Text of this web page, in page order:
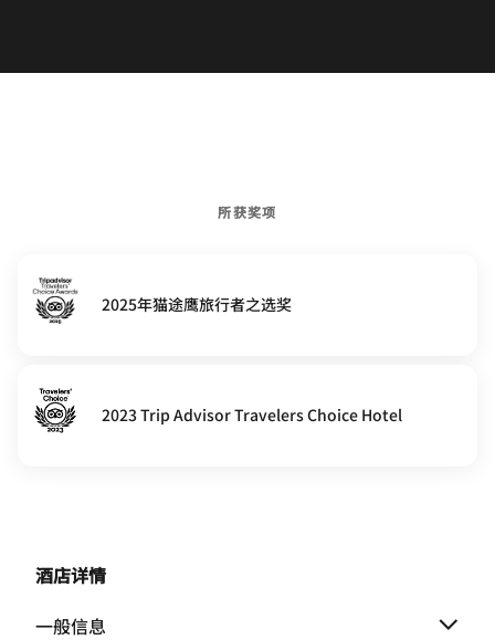
所获奖项
2025年猫途鹰旅行者之选奖
2023 Trip Advisor Travelers Choice Hotel
酒店详情
一般信息